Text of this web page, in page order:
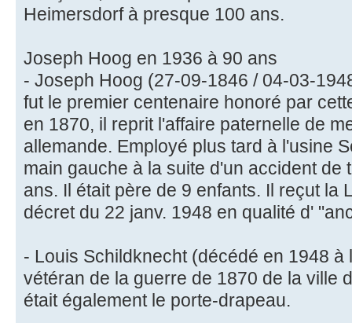
Heimersdorf à presque 100 ans.
Joseph Hoog en 1936 à 90 ans
- Joseph Hoog (27-09-1846 / 04-03-
fut le premier centenaire honoré par
en 1870, il reprit l'affaire paternelle de
allemande. Employé plus tard à l'usine
main gauche à la suite d'un accident de
ans. Il était père de 9 enfants. Il reçut la
décret du 22 janv. 1948 en qualité d'
- Louis Schildknecht (décédé en 1948
vétéran de la guerre de 1870 de la ville
était également le porte-drapeau.